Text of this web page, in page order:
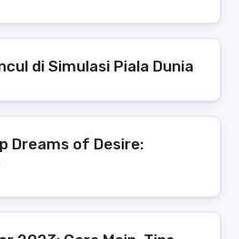
di Simulasi Piala Dunia
Dreams of Desire: